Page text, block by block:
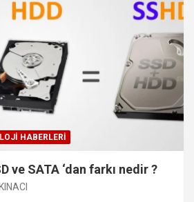
HABERLERI
ve SATA ‘dan farkı nedir ?